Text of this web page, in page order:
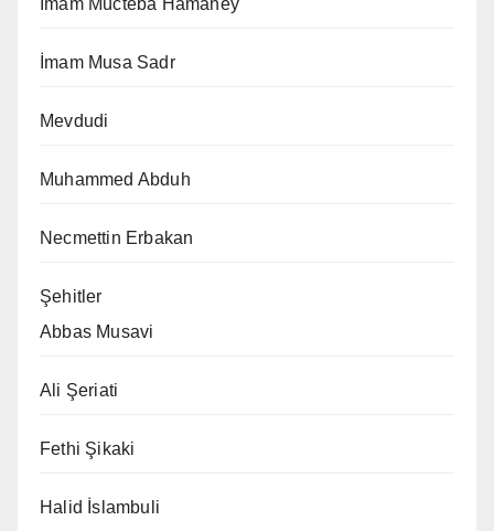
İmam Musa Sadr
Mevdudi
Muhammed Abduh
Necmettin Erbakan
Şehitler
Abbas Musavi
Ali Şeriati
Fethi Şikaki
Halid İslambuli